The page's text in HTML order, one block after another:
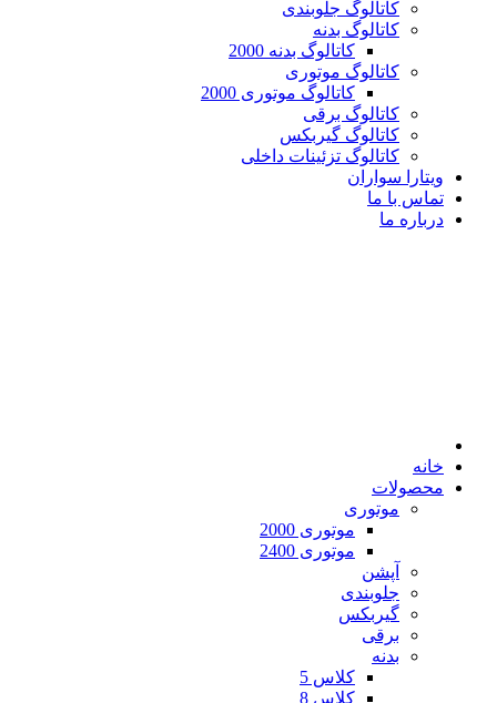
کاتالوگ جلوبندی
کاتالوگ بدنه
کاتالوگ بدنه 2000
کاتالوگ موتوری
کاتالوگ موتوری 2000
کاتالوگ برقی
کاتالوگ گیربکس
کاتالوگ تزئینات داخلی
ویتارا سواران
تماس با ما
درباره ما
خانه
محصولات
موتوری
موتوری 2000
موتوری 2400
آپشن
جلوبندی
گیربکس
برقی
بدنه
کلاس 5
کلاس 8